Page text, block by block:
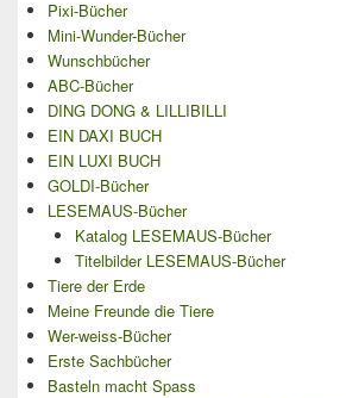
Pixi-Bücher
Mini-Wunder-Bücher
Wunschbücher
ABC-Bücher
DING DONG & LILLIBILLI
EIN DAXI BUCH
EIN LUXI BUCH
GOLDI-Bücher
LESEMAUS-Bücher
Katalog LESEMAUS-Bücher
Titelbilder LESEMAUS-Bücher
Tiere der Erde
Meine Freunde die Tiere
Wer-weiss-Bücher
Erste Sachbücher
Basteln macht Spass